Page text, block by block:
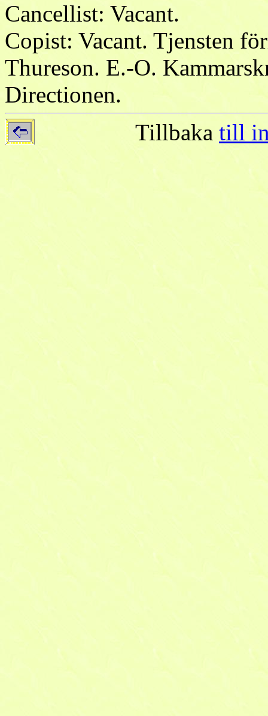
Cancellist: Vacant.
Copist: Vacant. Tjensten
Thureson. E.-O.
Directionen.
Tillbaka till